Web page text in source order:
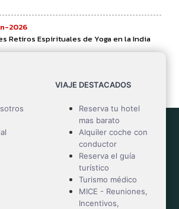
2026
Retiros Espirituales de Yoga en la India
turísticoVIAJE DESTACADOS
Reserva tu hotel
mas barato
Alquiler coche con
conductor
Reserva el guía
turístico
Turismo médico
MICE - Reuniones,
Incentivos,